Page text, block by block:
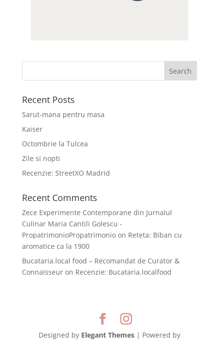
Recent Posts
Sarut-mana pentru masa
Kaiser
Octombrie la Tulcea
Zile si nopti
Recenzie: StreetXO Madrid
Recent Comments
Zece Experimente Contemporane din Jurnalul
Culinar Maria Cantili Golescu -
PropatrimonioPropatrimonioon Reteta: Biban cu
aromatice ca la 1900
Bucataria.local food – Recomandat de Curator &
Connaisseuron Recenzie: Bucataria.localfood
Designed by Elegant Themes| Powered by